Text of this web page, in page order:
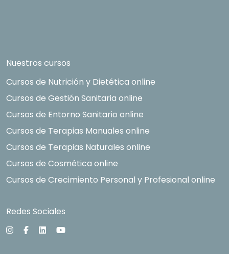
Nuestros cursos
Cursos de Nutrición y Dietética online
Cursos de Gestión Sanitaria online
Cursos de Entorno Sanitario online
Cursos de Terapias Manuales online
Cursos de Terapias Naturales online
Cursos de Cosmética online
Cursos de Crecimiento Personal y Profesional online
Redes Sociales